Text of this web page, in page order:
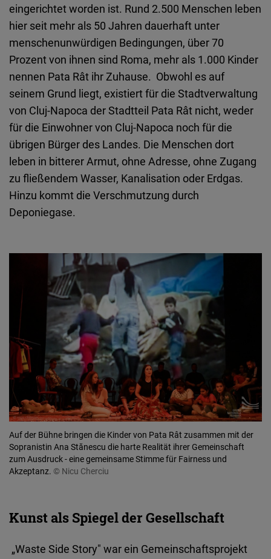
eingerichtet worden ist. Rund 2.500 Menschen leben
hier seit mehr als 50 Jahren dauerhaft unter
menschenunwürdigen Bedingungen, über 70
Prozent von ihnen sind Roma, mehr als 1.000 Kinder
nennen Pata Rât ihr Zuhause. Obwohl es auf
seinem Grund liegt, existiert für die Stadtverwaltung
von Cluj-Napoca der Stadtteil Pata Rât nicht, weder
für die Einwohner von Cluj-Napoca noch für die
übrigen Bürger des Landes. Die Menschen dort
leben in bitterer Armut, ohne Adresse, ohne Zugang
zu fließendem Wasser, Kanalisation oder Erdgas.
Hinzu kommt die Verschmutzung durch
Deponiegase.
Auf der Bühne bringen die Kinder von Pata Rât zusammen mit der
Sopranistin Ana Stănescu die harte Realität ihrer Gemeinschaft
zum Ausdruck - eine gemeinsame Stimme für Fairness und
Akzeptanz. © Nicu Cherciu
Kunst als Spiegel der Gesellschaft
„Waste Side Story" war ein Gemeinschaftsprojekt